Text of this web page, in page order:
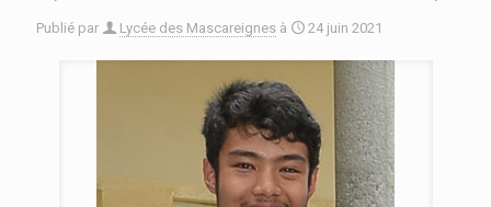
Publié par Lycée des Mascareignes à 24 juin 2021